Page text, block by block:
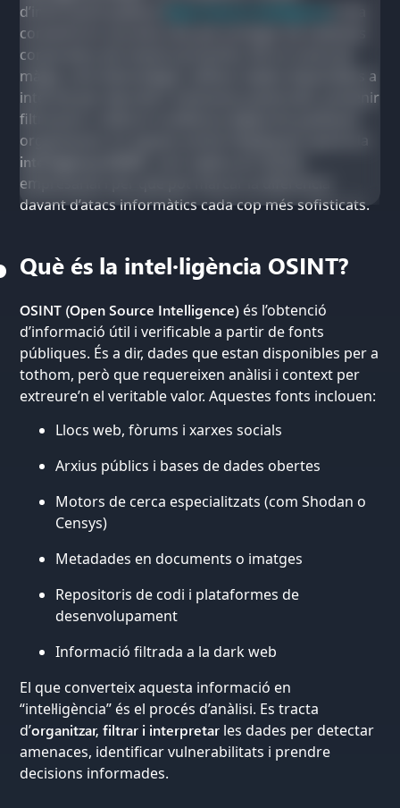
d’informació pública (
convertit en una eina clau per protegir els sistemes
corporatius de manera proactiva. No es tracta de
màgia, sinó d’estratègia: utilitzar dades disponibles a
internet per descobrir amenaces potencials, prevenir
filtracions i millorar la defensa digital de qualsevol
organització. En aquest article t’expliquem què és la
intel·ligència OSINT
empresarial i per què pot marcar la diferència
davant d’atacs informàtics cada cop més sofisticats.
Què és la intel·ligència OSINT?
OSINT (Open Source Intelligence) és l’obtenció
d’informació útil i verificable a partir de fonts
públiques. És a dir, dades que estan disponibles per a
tothom, però que requereixen anàlisi i context per
extreure’n el veritable valor. Aquestes fonts inclouen:
Llocs web, fòrums i xarxes socials
Arxius públics i bases de dades obertes
Motors de cerca especialitzats (com Shodan o
Censys)
Metadades en documents o imatges
Repositoris de codi i plataformes de
desenvolupament
Informació filtrada a la dark web
El que converteix aquesta informació en
“intel·ligència” és el procés d’anàlisi. Es tracta
d’organitzar, filtrar i interpretar les dades per detectar
amenaces, identificar vulnerabilitats i prendre
decisions informades.